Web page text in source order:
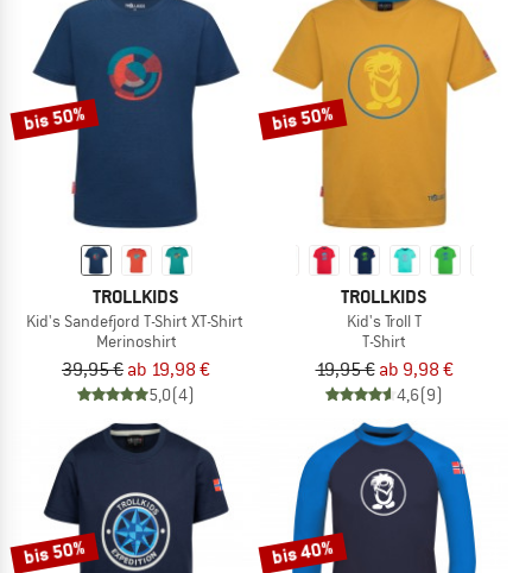
bis 50%
TROLLKIDS
Kid's Sandefjord T-Shirt XT-Shirt
Merinoshirt
39,95 € ab 19,98 €
5,0(4)
bis 50%
TROLLKIDS
Kid's Troll T
T-Shirt
19,95 € ab 9,98 €
4,6(9)
bis 50% bis 40%